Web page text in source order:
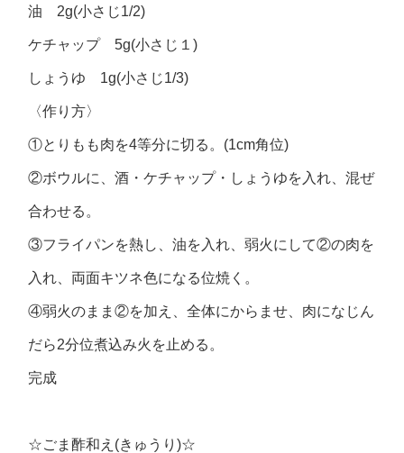
油 2g(小さじ1/2)
ケチャップ 5g(小さじ１)
しょうゆ 1g(小さじ1/3)
〈作り方〉
①とりもも肉を4等分に切る。(1cm角位)
②ボウルに、酒・ケチャップ・しょうゆを入れ、混ぜ
合わせる。
③フライパンを熱し、油を入れ、弱火にして②の肉を
入れ、両面キツネ色になる位焼く。
④弱火のまま②を加え、全体にからませ、肉になじん
だら2分位煮込み火を止める。
完成
☆ごま酢和え(きゅうり)☆